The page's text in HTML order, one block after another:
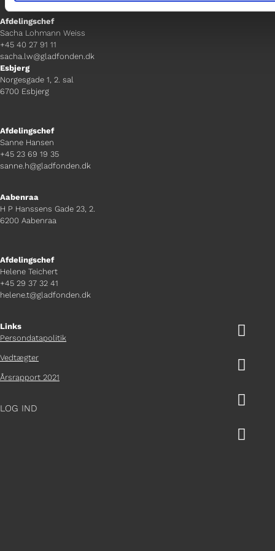
Afdelingschef
Sacha Lohmann Weiss
+45 40 27 91 11
sacha.lw@gladfonden.dk
Esbjerg
Norgesgade 1, 2. sal
6700 Esbjerg
Afdelingschef
Sanne Hansen
+45 23 69 19 35
sanne.h@gladfonden.dk
Aabenraa
H P Hanssens Gade 23, 2.
6200 Aabenraa
Afdelingschef
Helene Teichert
+45 29 37 32 41
helene.t@gladfonden.dk
Links
Persondatapolitik
Vedtægter
Årsrapport 2021
LOG IND



